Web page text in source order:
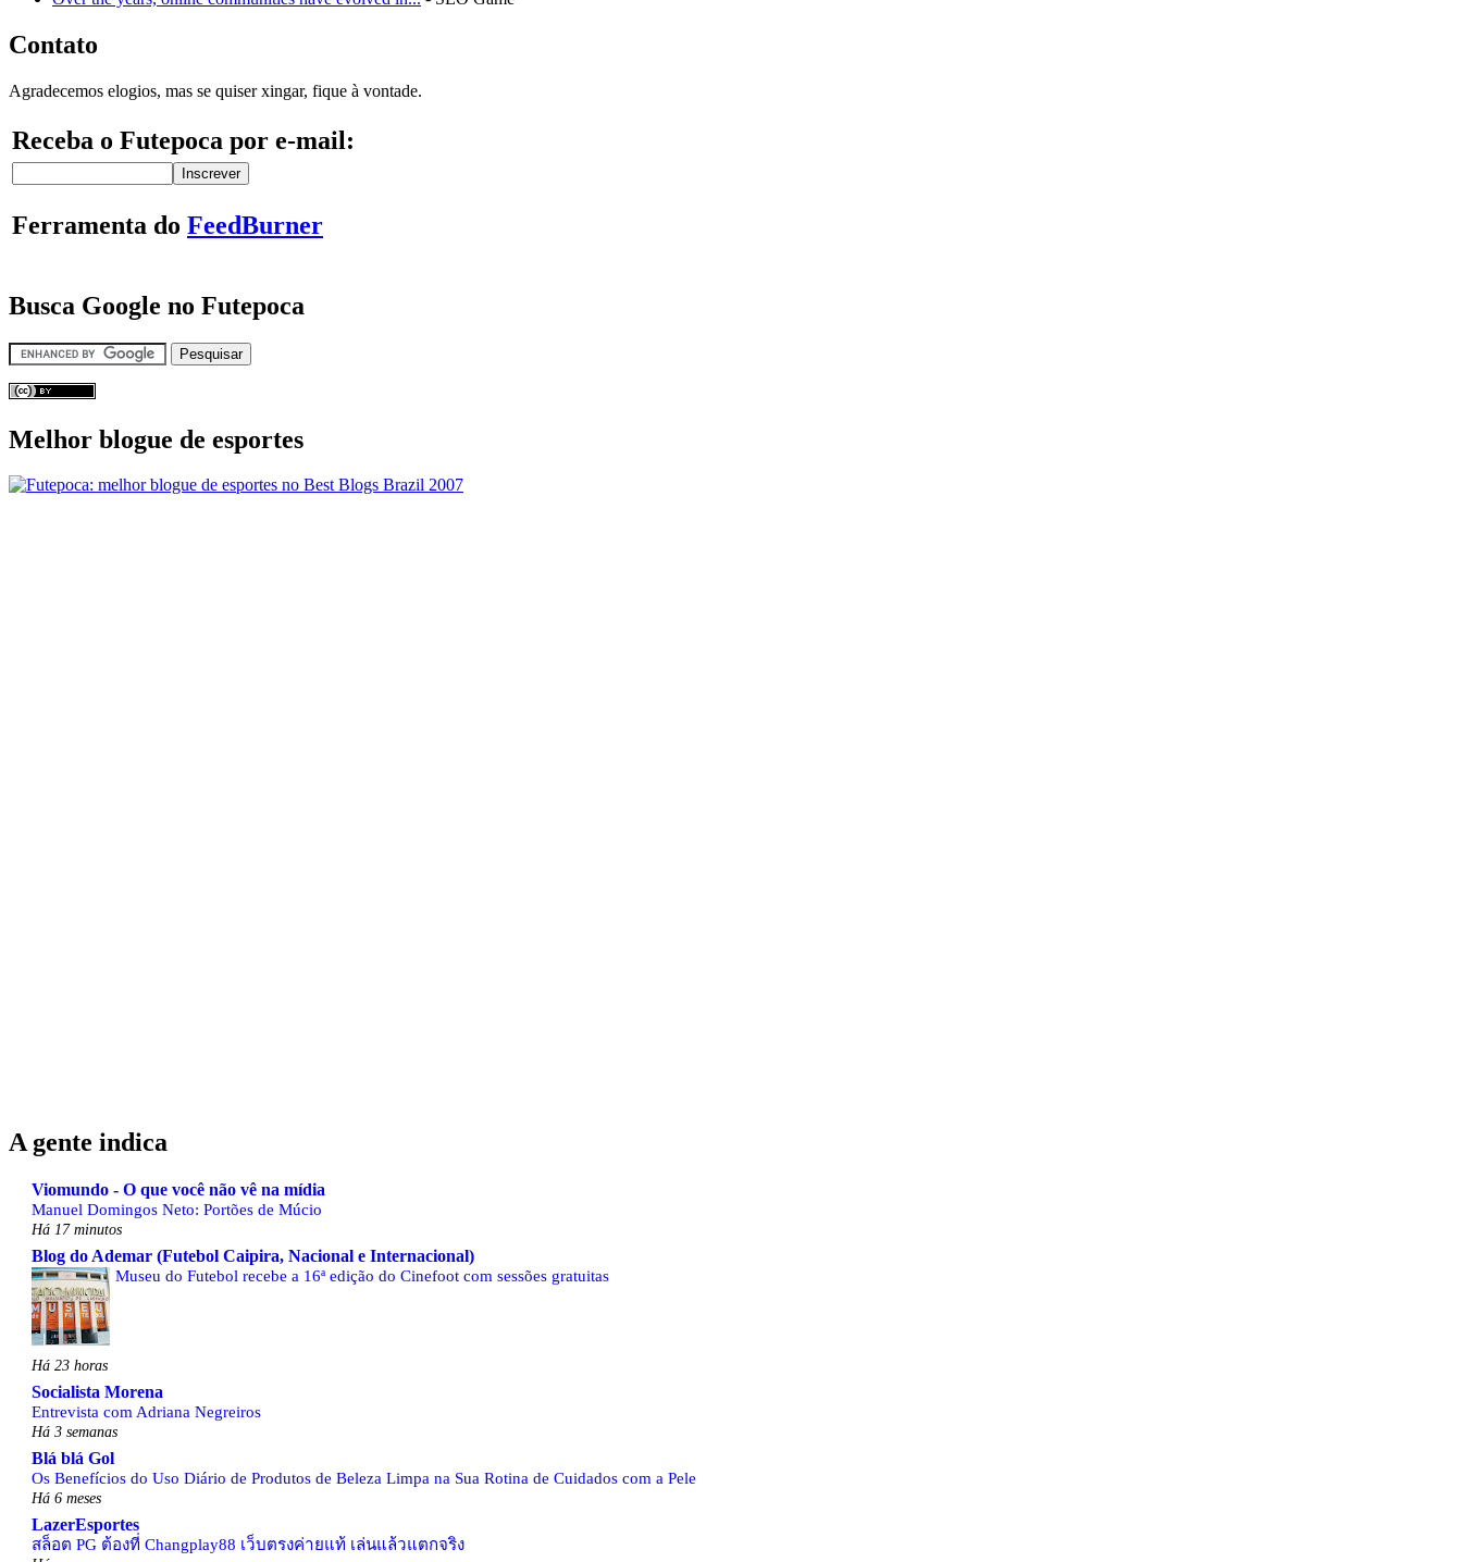
Contato
Agradecemos elogios, mas se quiser xingar, fique à vontade.
Receba o Futepoca por e-mail:
Ferramenta do FeedBurner
Busca Google no Futepoca
Melhor blogue de esportes
A gente indica
Viomundo - O que você não vê na mídia
Manuel Domingos Neto: Portões de Múcio
Há 17 minutos
Blog do Ademar (Futebol Caipira, Nacional e Internacional)
Museu do Futebol recebe a 16ª edição do Cinefoot com sessões gratuitas
Há 23 horas
Socialista Morena
Entrevista com Adriana Negreiros
Há 3 semanas
Blá blá Gol
Os Benefícios do Uso Diário de Produtos de Beleza Limpa na Sua Rotina de Cuidados com a Pele
Há 6 meses
LazerEsportes
สล็อต PG ต้องที่ Changplay88 เว็บตรงค่ายแท้ เล่นแล้วแตกจริง